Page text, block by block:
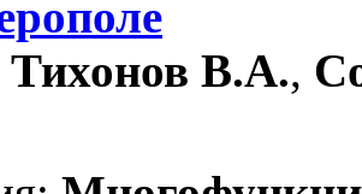
Тихонов В.А.,